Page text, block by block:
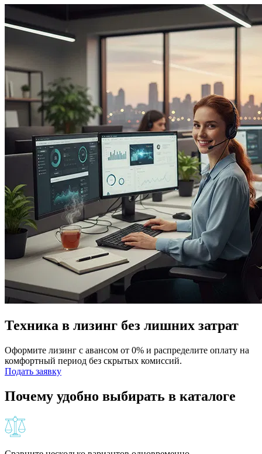
Техника в лизинг без лишних затрат
Оформите лизинг с авансом от 0% и распределите оплату на
комфортный период без скрытых комиссий.
Подать заявку
Почему удобно выбирать в каталоге